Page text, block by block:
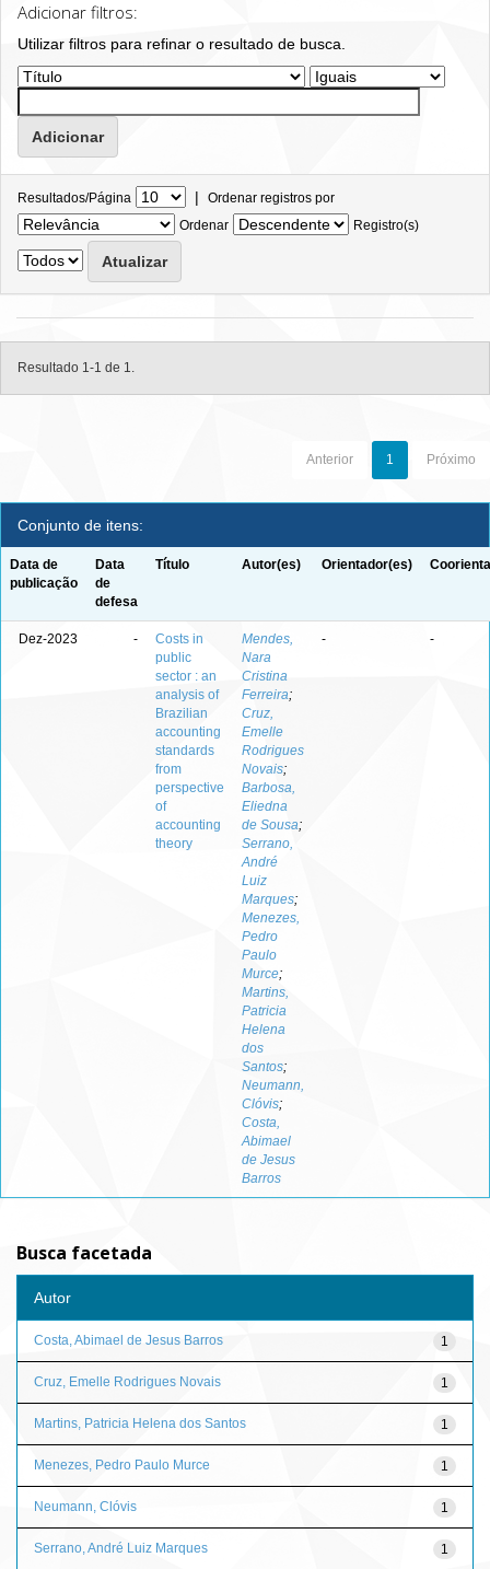
Adicionar filtros:
Utilizar filtros para refinar o resultado de busca.
Resultados/Página | Ordenar registros por
Ordenar
Registro(s)
Resultado 1-1 de 1.
Anterior 1 Próximo
Conjunto de itens:
Data de
publicação
Data
de
defesa
Título Autor(es) Orientador(es)
Dez-2023 -
Costs in
public
sector : an
analysis of
Brazilian
accounting
standards
from
perspective
of
accounting
theory
Mendes,
Nara
Cristina
Ferreira;
Cruz,
Emelle
Rodrigues
Novais;
Barbosa,
Eliedna
de Sousa;
Serrano,
André
Luiz
Marques;
Menezes,
Pedro
Paulo
Murce;
Martins,
Patricia
Helena
dos
Santos;
Neumann,
Clóvis;
Costa,
Abimael
de Jesus
Barros
- -
Busca facetada
Autor
1
Costa, Abimael de Jesus Barros
1
Cruz, Emelle Rodrigues Novais
1
Martins, Patricia Helena dos Santos
1
Menezes, Pedro Paulo Murce
1
Neumann, Clóvis
1
Serrano, André Luiz Marques